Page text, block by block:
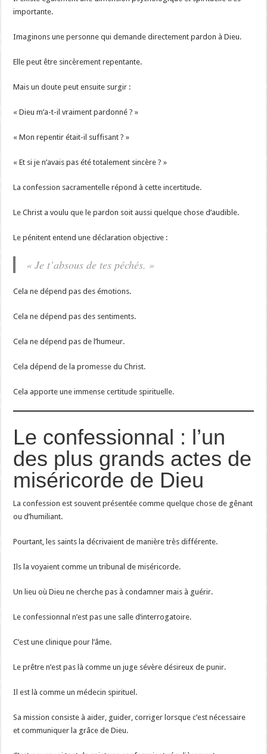
importante.
Imaginons une personne qui demande directement pardon à Dieu.
Elle peut être sincèrement repentante.
Mais un doute peut ensuite surgir :
« Dieu m’a-t-il vraiment pardonné ? »
« Mon repentir était-il suffisant ? »
« Et si je n’avais pas été totalement sincère ? »
La confession sacramentelle répond à cette incertitude.
Le Christ a voulu que le pardon soit aussi quelque chose d’audible.
Le pénitent entend une déclaration objective :
« Je t’absous de tes péchés. »
Cela ne dépend pas des émotions.
Cela ne dépend pas des sentiments.
Cela ne dépend pas de l’humeur.
Cela dépend de la promesse du Christ.
Cela apporte une immense certitude spirituelle.
Le confessionnal : l’un
des plus grands actes de
miséricorde de Dieu
La confession est souvent présentée comme quelque chose de gênant
ou d’humiliant.
Pourtant, les saints la décrivaient de manière très différente.
Ils la voyaient comme un tribunal de miséricorde.
Un lieu où Dieu ne cherche pas à condamner mais à guérir.
Le confessionnal n’est pas une salle d’interrogatoire.
C’est une clinique pour l’âme.
Le prêtre n’est pas là comme un juge sévère désireux de punir.
Il est là comme un médecin spirituel.
Sa mission consiste à aider, guider, corriger lorsque c’est nécessaire
et communiquer la grâce de Dieu.